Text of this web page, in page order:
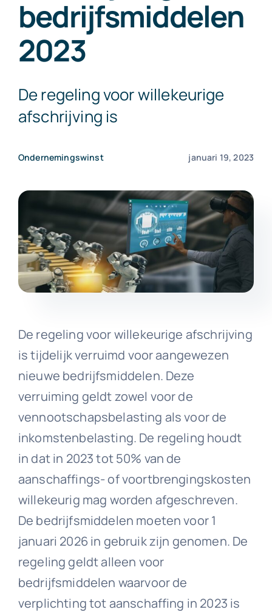
Neem contact op!
bedrijfsmiddelen
2023
De regeling voor willekeurige
afschrijving is
Ondernemingswinst januari 19, 2023
De regeling voor willekeurige afschrijving
is tijdelijk verruimd voor aangewezen
nieuwe bedrijfsmiddelen. Deze
verruiming geldt zowel voor de
vennootschapsbelasting als voor de
inkomstenbelasting. De regeling houdt
in dat in 2023 tot 50% van de
aanschaffings- of voortbrengingskosten
willekeurig mag worden afgeschreven.
De bedrijfsmiddelen moeten voor 1
januari 2026 in gebruik zijn genomen. De
regeling geldt alleen voor
bedrijfsmiddelen waarvoor de
verplichting tot aanschaffing in 2023 is